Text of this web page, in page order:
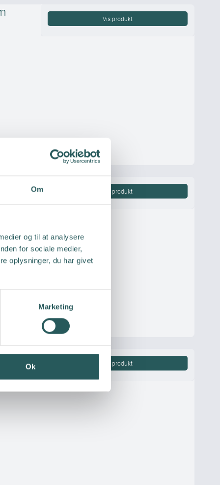
Om
og til at analysere
for sociale medier,
oplysninger, du har givet
Marketing
Ok
Vis produkt
Vis produkt
Vis produkt